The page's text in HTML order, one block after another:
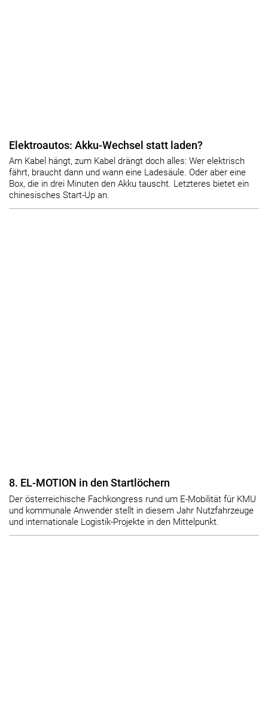
Elektroautos: Akku-Wechsel statt laden?
Am Kabel hängt, zum Kabel drängt doch alles: Wer elektrisch
fährt, braucht dann und wann eine Ladesäule. Oder aber eine
Box, die in drei Minuten den Akku tauscht. Letzteres bietet ein
chinesisches Start-Up an.
8. EL-MOTION in den Startlöchern
Der österreichische Fachkongress rund um E-Mobilität für KMU
und kommunale Anwender stellt in diesem Jahr Nutzfahrzeuge
und internationale Logistik-Projekte in den Mittelpunkt.